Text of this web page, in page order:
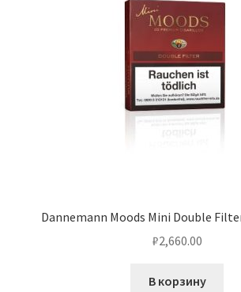
Dannemann Moods Mini Double
₽2,660.00
В корзину